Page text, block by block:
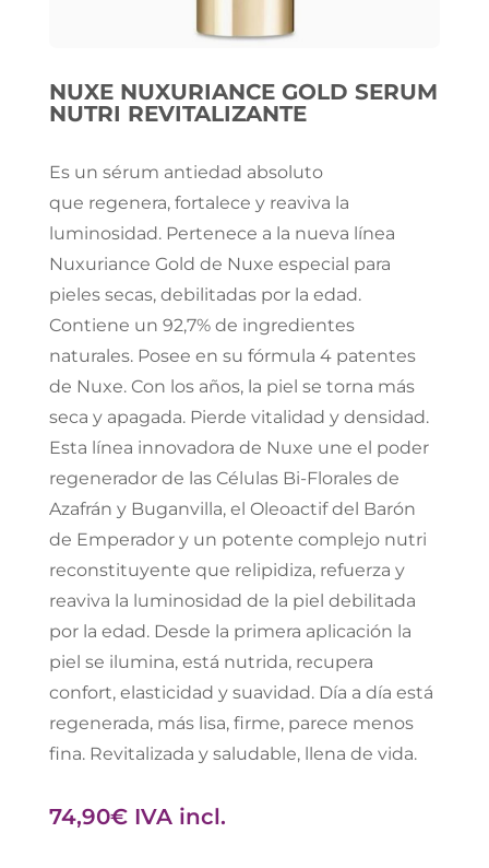
NUXE NUXURIANCE GOLD SERUM
NUTRI REVITALIZANTE
Es un sérum antiedad absoluto
que regenera, fortalece y reaviva la
luminosidad. Pertenece a la nueva línea
Nuxuriance Gold de Nuxe especial para
pieles secas, debilitadas por la edad.
Contiene un 92,7% de ingredientes
naturales. Posee en su fórmula 4 patentes
de Nuxe. Con los años, la piel se torna más
seca y apagada. Pierde vitalidad y densidad.
Esta línea innovadora de Nuxe une el poder
regenerador de las Células Bi-Florales de
Azafrán y Buganvilla, el Oleoactif del Barón
de Emperador y un potente complejo nutri
reconstituyente que relipidiza, refuerza y
reaviva la luminosidad de la piel debilitada
por la edad. Desde la primera aplicación la
piel se ilumina, está nutrida, recupera
confort, elasticidad y suavidad. Día a día está
regenerada, más lisa, firme, parece menos
fina. Revitalizada y saludable, llena de vida.
74,90€ IVA incl.